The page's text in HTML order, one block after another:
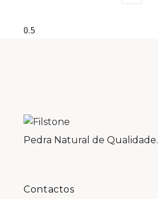
Pedra Natural de Qualidade.
Contactos